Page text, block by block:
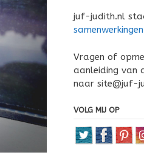
juf-judith.nl
samenwerkingen
Vragen of
aanleiding van
naar site@juf-
VOLG MIJ OP